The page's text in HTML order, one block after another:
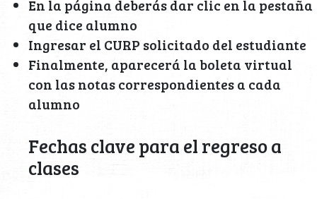
En la página deberás dar clic en la pestaña
que dice alumno
Ingresar el CURP solicitado del estudiante
Finalmente, aparecerá la boleta virtual
con las notas correspondientes a cada
alumno
Fechas clave para el regreso a
clases